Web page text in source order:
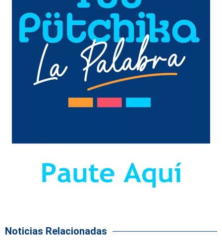
Noticias Relacionadas